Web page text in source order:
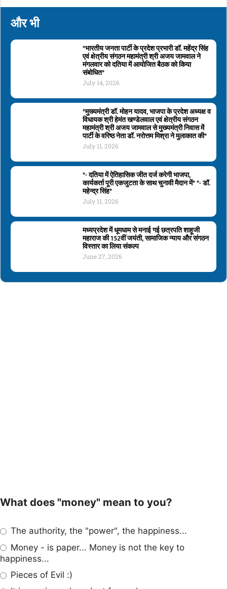
और भी
*भारतीय जनता पार्टी के प्रदेश प्रभारी डॉ. महेंद्र सिंह
एवं क्षेत्रीय संगठन महामंत्री श्री अजय जामवाल ने
मंगलवार को दतिया में आयोजित बैठक को किया
संबोधित*
July 14, 2026
*मुख्यमंत्री डॉ. मोहन यादव, भाजपा के प्रदेश अध्यक्ष व
विधायक श्री हेमंत खण्डेलवाल एवं क्षेत्रीय संगठन
महामंत्री श्री अजय जामवाल से मुख्यमंत्री निवास में
पार्टी के वरिष्ठ नेता डॉ. नरोत्तम मिश्रा ने मुलाकात की*
July 11, 2026
*- दतिया में ऐतिहासिक जीत दर्ज करेगी भाजपा,
कार्यकर्ता पूरी एकजुटता के साथ चुनावी मैदान में* *- डॉ.
महेन्द्र सिंह*
July 11, 2026
मध्यप्रदेश में धूमधाम से मनाई गई छत्रपति शाहूजी
महाराज की 152वीं जयंती, सामाजिक न्याय और संगठन
विस्तार का लिया संकल्प
June 27, 2026
What does "money" mean to you?
The authority, the "power", the happiness...
Money - is paper... Money is not the key to
happiness...
Pieces of Evil :)